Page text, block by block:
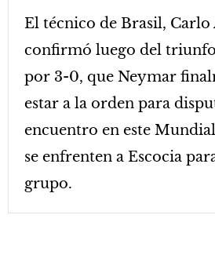
El técnico de Brasil,
confirmó luego del
por 3-0, que Neymar
estar a la orden para
encuentro en este
se enfrenten a Escocia
grupo.